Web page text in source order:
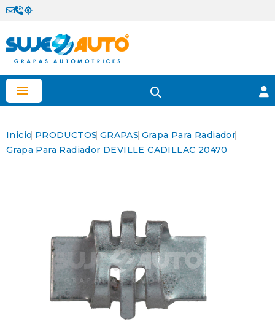

Inicio PRODUCTOS GRAPAS Grapa Para Radiador
Grapa Para Radiador DEVILLE CADILLAC 20470